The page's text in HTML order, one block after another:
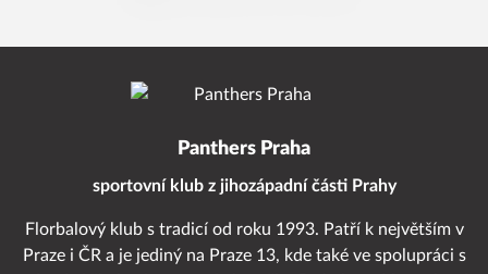
Panthers Praha
sportovní klub z jihozápadní části Prahy
Florbalový klub s tradicí od roku 1993. Patří k největším v
Praze i ČR a je jediný na Praze 13, kde také ve spolupráci s